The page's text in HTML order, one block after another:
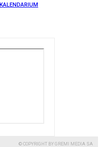
KALENDARIUM
© COPYRIGHT BY GREMI MEDIA SA